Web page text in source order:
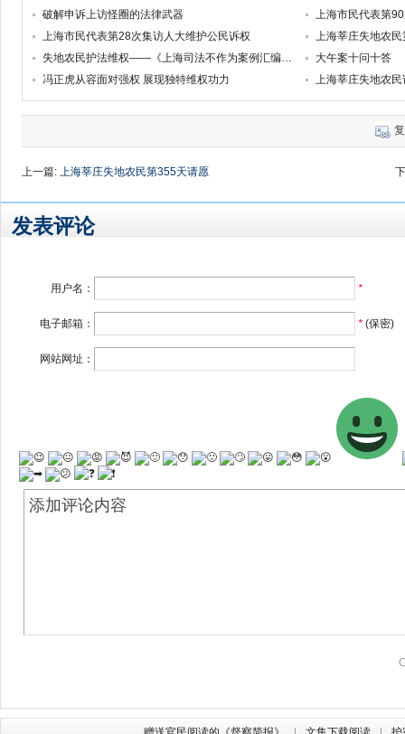
破解申诉上访怪圈的法律武器
上海市民代表第
上海市民代表第28次集访人大维护公民诉权
上海莘庄失地农
失地农民护法维权——《上海司法不作为案例汇编（第3集）》
大午案十问十答
冯正虎从容面对强权 展现独特维权功力
上海莘庄失地农
上一篇: 上海莘庄失地农民第355天请愿
发表评论
用户名： *
电子邮箱： *(保密)
网站网址：